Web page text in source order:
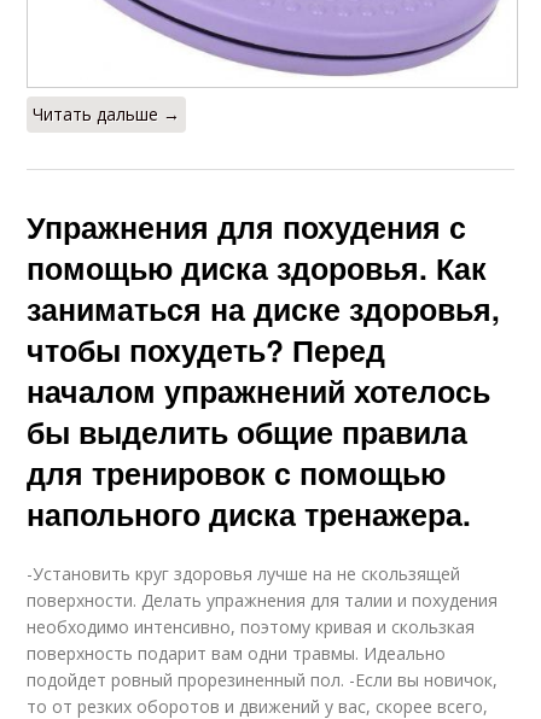
Читать дальше →
Упражнения для похудения с
помощью диска здоровья. Как
заниматься на диске здоровья,
чтобы похудеть? Перед
началом упражнений хотелось
бы выделить общие правила
для тренировок с помощью
напольного диска тренажера.
-Установить круг здоровья лучше на не скользящей
поверхности. Делать упражнения для талии и похудения
необходимо интенсивно, поэтому кривая и скользкая
поверхность подарит вам одни травмы. Идеально
подойдет ровный прорезиненный пол. -Если вы новичок,
то от резких оборотов и движений у вас, скорее всего,